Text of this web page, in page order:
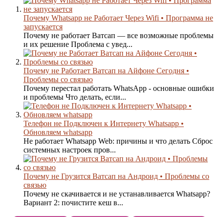
Почему Whatsapp не Работает Через Wifi • Программа не
запускается
Почему не работает Ватсап — все возможные проблемы
и их решение Проблема с увед...
Почему не Работает Ватсап на Айфоне Сегодня •
Проблемы со связью
Почему перестал работать WhatsApp - основные ошибки
и проблемы Что делать, если...
Телефон не Подключен к Интернету Whatsapp •
Обновляем whatsapp
Не работает Whatsapp Web: причины и что делать Сброс
системных настроек пров...
Почему не Грузится Ватсап на Андроид • Проблемы со
связью
Почему не скачивается и не устанавливается Whatsapp?
Вариант 2: почистите кеш в...